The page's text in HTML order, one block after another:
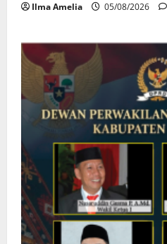
Ilma Amelia 05/08/2026